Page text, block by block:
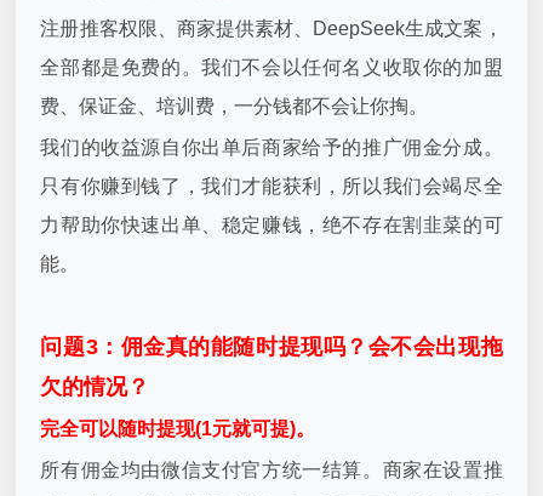
注册推客权限、商家提供素材、DeepSeek生成文案，
全部都是免费的。我们不会以任何名义收取你的加盟
费、保证金、培训费，一分钱都不会让你掏。
我们的收益源自你出单后商家给予的推广佣金分成。
只有你赚到钱了，我们才能获利，所以我们会竭尽全
力帮助你快速出单、稳定赚钱，绝不存在割韭菜的可
能。
问题3：佣金真的能随时提现吗？会不会出现拖
欠的情况？
完全可以随时提现(1元就可提)。
所有佣金均由微信支付官方统一结算。商家在设置推